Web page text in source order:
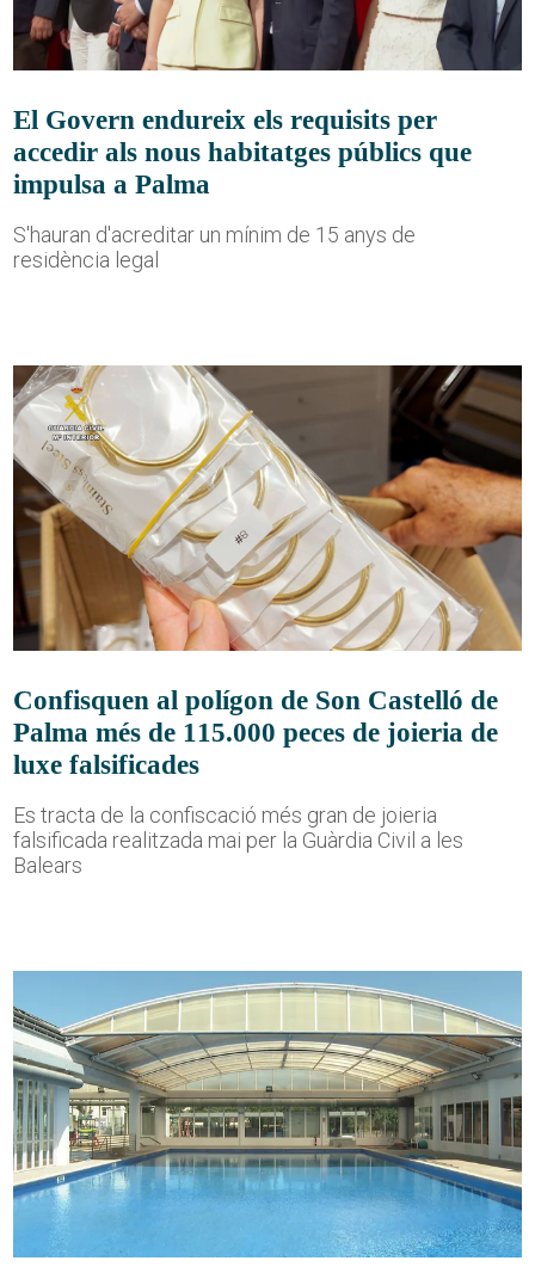
El Govern endureix els requisits per
accedir als nous habitatges públics que
impulsa a Palma
S'hauran d'acreditar un mínim de 15 anys de
residència legal
Confisquen al polígon de Son Castelló de
Palma més de 115.000 peces de joieria de
luxe falsificades
Es tracta de la confiscació més gran de joieria
falsificada realitzada mai per la Guàrdia Civil a les
Balears